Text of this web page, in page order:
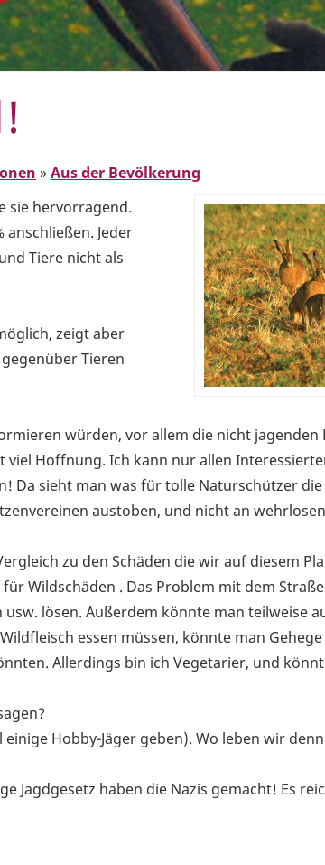
»Aus der Bevölkerung
sie hervorragend.
Jeder
Tiere nicht als
zeigt aber
Tieren
würden, vor allem die nicht
Hoffnung. Ich kann nur allen
Da sieht man was für tolle Naturschützer
austoben, und nicht an
zu den Schäden die wir auf diesem
Wildschäden . Das Problem mit dem
lösen. Außerdem könnte man teilweise
essen müssen, könnte man
Allerdings bin ich Vegetarier, und
Hobby-Jäger geben). Wo leben wir
Jagdgesetz haben die Nazis gemacht! Es